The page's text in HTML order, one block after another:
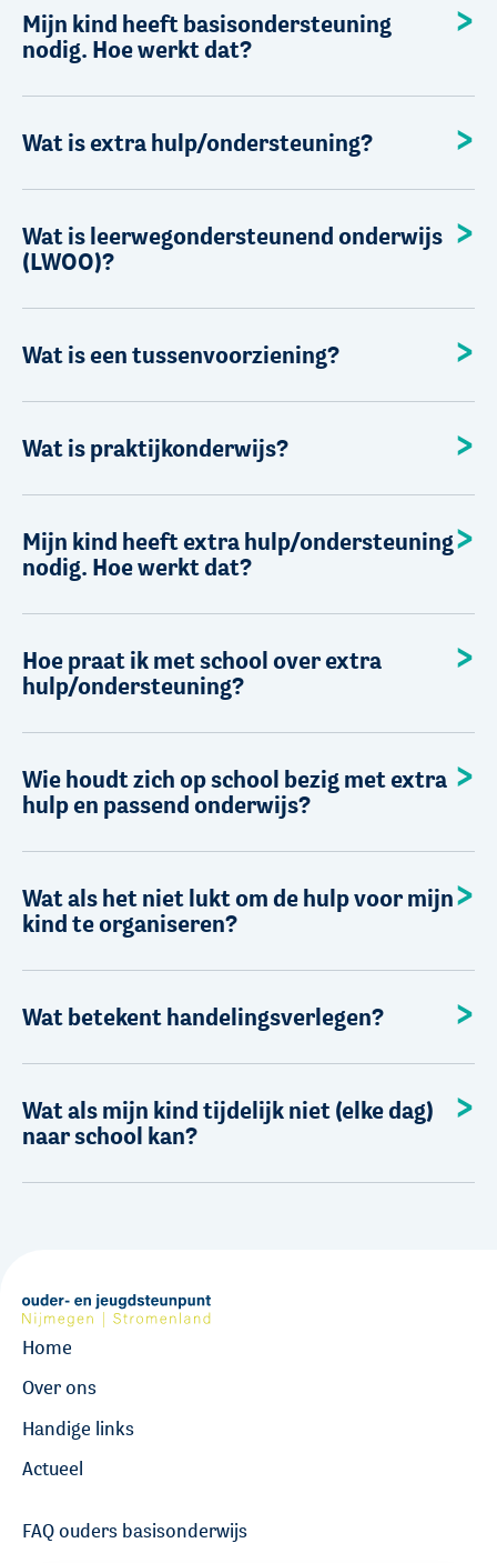
Mijn kind heeft basisondersteuning
nodig. Hoe werkt dat?
Wat is extra hulp/ondersteuning?
Wat is leerwegondersteunend onderwijs
(LWOO)?
Wat is een tussenvoorziening?
Wat is praktijkonderwijs?
Mijn kind heeft extra hulp/ondersteuning
nodig. Hoe werkt dat?
Hoe praat ik met school over extra
hulp/ondersteuning?
Wie houdt zich op school bezig met extra
hulp en passend onderwijs?
Wat als het niet lukt om de hulp voor mijn
kind te organiseren?
Wat betekent handelingsverlegen?
Wat als mijn kind tijdelijk niet (elke dag)
naar school kan?
Home
Over ons
Handige links
Actueel
FAQ ouders basisonderwijs